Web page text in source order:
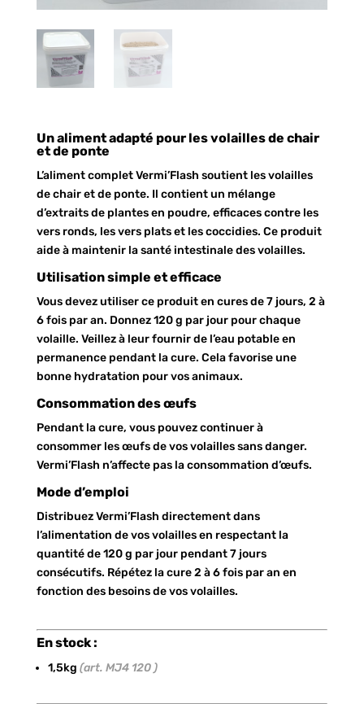
Un aliment adapté pour les volailles de chair
et de ponte
L’aliment complet Vermi’Flash soutient les volailles
de chair et de ponte. Il contient un mélange
d’extraits de plantes en poudre, efficaces contre les
vers ronds, les vers plats et les coccidies. Ce produit
aide à maintenir la santé intestinale des volailles.
Utilisation simple et efficace
Vous devez utiliser ce produit en cures de 7 jours, 2 à
6 fois par an. Donnez 120 g par jour pour chaque
volaille. Veillez à leur fournir de l’eau potable en
permanence pendant la cure. Cela favorise une
bonne hydratation pour vos animaux.
Consommation des œufs
Pendant la cure, vous pouvez continuer à
consommer les œufs de vos volailles sans danger.
Vermi’Flash n’affecte pas la consommation d’œufs.
Mode d’emploi
Distribuez Vermi’Flash directement dans
l’alimentation de vos volailles en respectant la
quantité de 120 g par jour pendant 7 jours
consécutifs. Répétez la cure 2 à 6 fois par an en
fonction des besoins de vos volailles.
En stock :
1,5kg (art. MJ4 120 )